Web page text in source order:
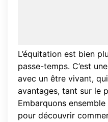
L’équitation est bien
passe-temps. C’est
avec un être vivant,
avantages, tant sur le
Embarquons
pour découvrir